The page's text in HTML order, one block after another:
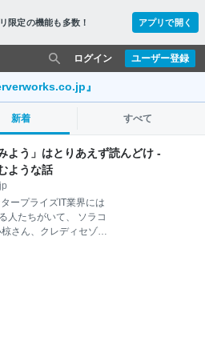
限定の機能も多数！ アプリで開く
ユーザー登録
ログイン
』
新着 すべて
よう」はとりあえず読んどけ -
ような話
ープライズIT業界には
人たちがいて、 ソラコ
さん、クレディセゾン